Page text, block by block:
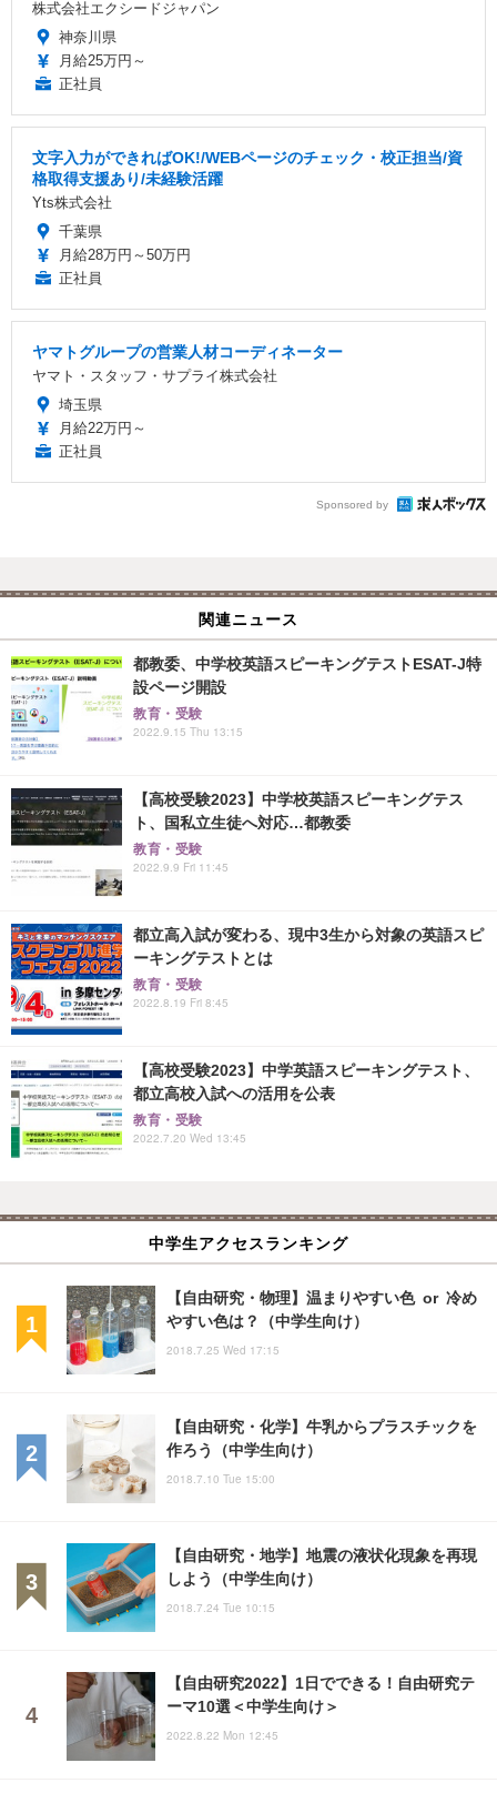
株式会社エクシードジャパン
神奈川県
月給25万円～
正社員
文字入力ができればOK!/WEBページのチェック・校正担当/資
格取得支援あり/未経験活躍
Yts株式会社
千葉県
月給28万円～50万円
正社員
ヤマトグループの営業人材コーディネーター
ヤマト・スタッフ・サプライ株式会社
埼玉県
月給22万円～
正社員
Sponsored by
関連ニュース
都教委、中学校英語スピーキングテストESAT-J特
設ページ開設
教育・受験
2022.9.15 Thu 13:15
【高校受験2023】中学校英語スピーキングテス
ト、国私立生徒へ対応…都教委
教育・受験
2022.9.9 Fri 11:45
都立高入試が変わる、現中3生から対象の英語スピ
ーキングテストとは
教育・受験
2022.8.19 Fri 8:45
【高校受験2023】中学英語スピーキングテスト、
都立高校入試への活用を公表
教育・受験
2022.7.20 Wed 13:45
中学生アクセスランキング
【自由研究・物理】温まりやすい色 or 冷め
やすい色は？（中学生向け）
2018.7.25 Wed 17:15
【自由研究・化学】牛乳からプラスチックを
作ろう（中学生向け）
2018.7.10 Tue 15:00
【自由研究・地学】地震の液状化現象を再現
しよう（中学生向け）
2018.7.24 Tue 10:15
【自由研究2022】1日でできる！自由研究テ
ーマ10選＜中学生向け＞
2022.8.22 Mon 12:45